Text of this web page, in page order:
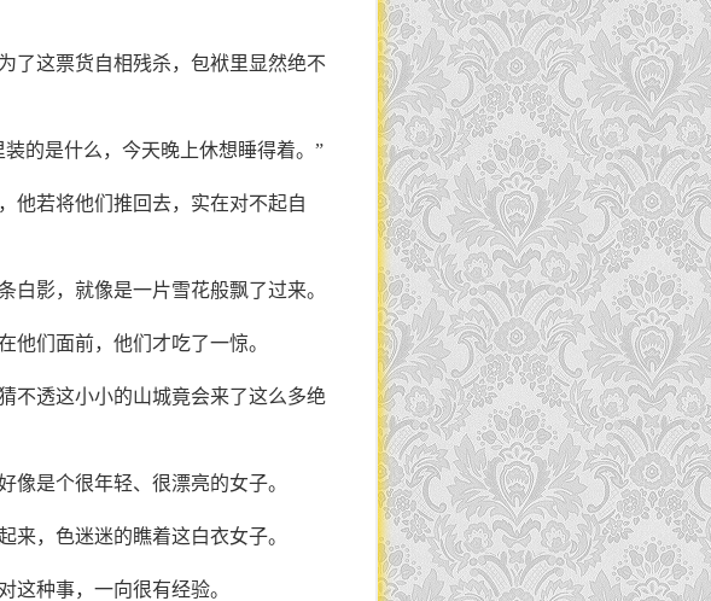
了这票货自相残杀，包袱里显然绝不
的是什么，今天晚上休想睡得着。”
他若将他们推回去，实在对不起自
影，就像是一片雪花般飘了过来。
他们面前，他们才吃了一惊。
不透这小小的山城竟会来了这么多绝
像是个很年轻、很漂亮的女子。
来，色迷迷的瞧着这白衣女子。
这种事，一向很有经验。